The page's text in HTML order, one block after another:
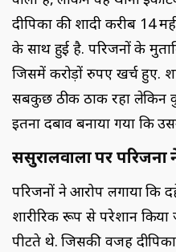
दीपिका की शादी करीब 14
के साथ हुई है. परिजनों के
जिसमें करोड़ों रुपए खर्च हुए.
सबकुछ ठीक ठाक रहा लेकिन
इतना दबाव बनाया गया कि
ससुरालवालों पर परिजनों
परिजनों ने आरोप लगाया
शारीरिक रूप से परेशान किया
पीटते थे. जिसकी वजह